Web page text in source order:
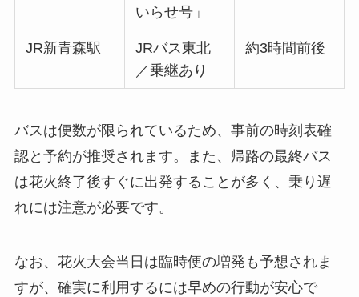
いらせ号」
JR新青森駅
JRバス東北
／乗継あり
約3時間前後
バスは便数が限られているため、事前の時刻表確
認と予約が推奨されます。また、帰路の最終バス
は花火終了後すぐに出発することが多く、乗り遅
れには注意が必要です。
なお、花火大会当日は臨時便の増発も予想されま
すが、確実に利用するには早めの行動が安心で